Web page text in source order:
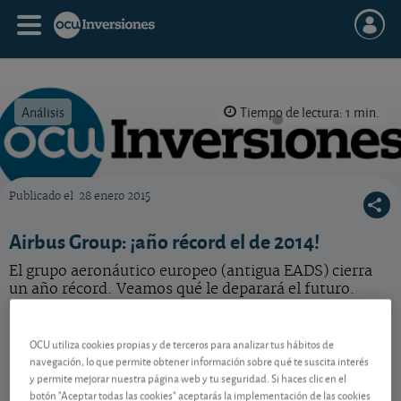
Análisis Tiempo de lectura: 1 min.
Publicado el 28 enero 2015
Airbus Group: ¡año récord el de 2014!
El grupo aeronáutico europeo (antigua EADS) cierra
un año récord. Veamos qué le deparará el futuro.
NL0000235190
07/08/2026 París
1,15 EUR (0,54 %)
OCU utiliza cookies propias y de terceros para analizar tus hábitos de
navegación, lo que permite obtener información sobre qué te suscita interés
y permite mejorar nuestra página web y tu seguridad. Si haces clic en el
botón "Aceptar todas las cookies" aceptarás la implementación de las cookies